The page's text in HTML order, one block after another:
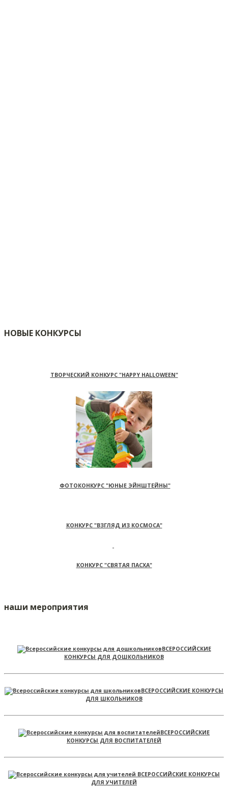
НОВЫЕ КОНКУРСЫ
ТВОРЧЕСКИЙ КОНКУРС "HAPPY HALLOWEEN"
ФОТОКОНКУРС "ЮНЫЕ ЭЙНШТЕЙНЫ"
КОНКУРС "ВЗГЛЯД ИЗ КОСМОСА"
КОНКУРС "СВЯТАЯ ПАСХА"
наши мероприятия
ВСЕРОССИЙСКИЕ
КОНКУРСЫ ДЛЯ ДОШКОЛЬНИКОВ
ВСЕРОССИЙСКИЕ КОНКУРСЫ
ДЛЯ ШКОЛЬНИКОВ
ВСЕРОССИЙСКИЕ
КОНКУРСЫ ДЛЯ ВОСПИТАТЕЛЕЙ
ВСЕРОССИЙСКИЕ КОНКУРСЫ
ДЛЯ УЧИТЕЛЕЙ